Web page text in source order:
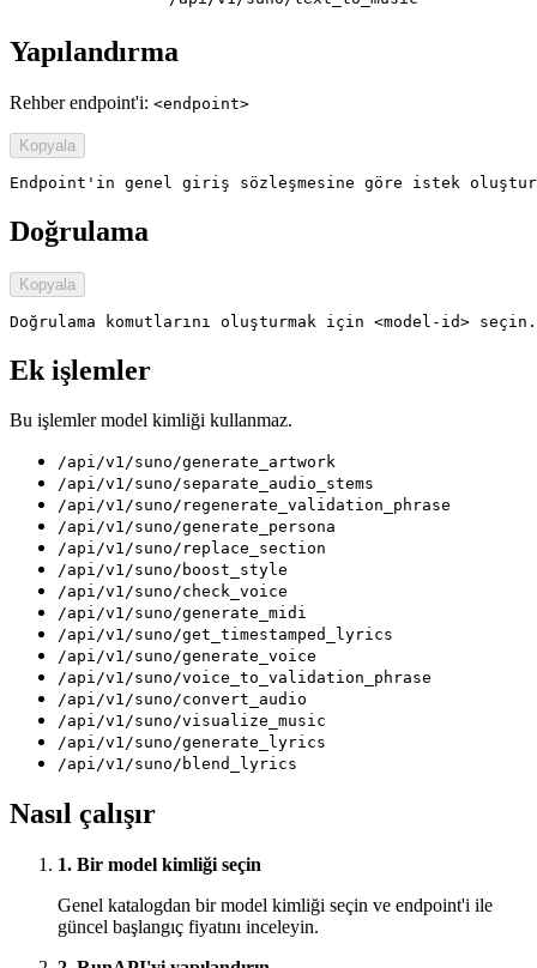
Yapılandırma
Rehber endpoint'i: <endpoint>
Kopyala
Endpoint'in genel giriş sözleşmesine göre istek
Doğrulama
Kopyala
Doğrulama komutlarını oluşturmak için <model-id> seçin.
Ek işlemler
Bu işlemler model kimliği kullanmaz.
/api/v1/suno/generate_artwork
/api/v1/suno/separate_audio_stems
/api/v1/suno/regenerate_validation_phrase
/api/v1/suno/generate_persona
/api/v1/suno/replace_section
/api/v1/suno/boost_style
/api/v1/suno/check_voice
/api/v1/suno/generate_midi
/api/v1/suno/get_timestamped_lyrics
/api/v1/suno/generate_voice
/api/v1/suno/voice_to_validation_phrase
/api/v1/suno/convert_audio
/api/v1/suno/visualize_music
/api/v1/suno/generate_lyrics
/api/v1/suno/blend_lyrics
Nasıl çalışır
1. Bir model kimliği seçin
Genel katalogdan bir model kimliği seçin ve endpoint'i ile
güncel başlangıç fiyatını inceleyin.